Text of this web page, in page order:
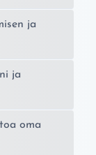
ja
ja
oma